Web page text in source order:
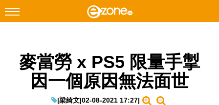
Facebook Instagram
科技焦點
麥當勞 x PS5 限量手掣
因一個原因無法面世
|梁綺文|02-08-2021 17:27|